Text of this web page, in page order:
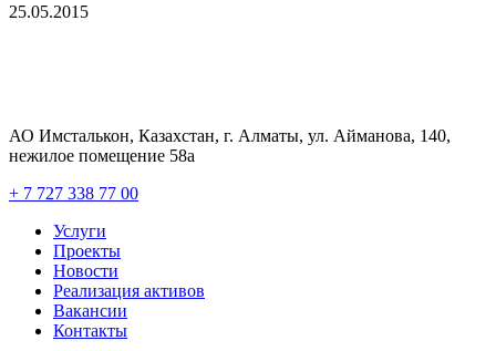
25.05.2015
АО Имсталькон, Казахстан, г. Алматы, ул. Айманова, 140,
нежилое помещение 58а
+ 7 727 338 77 00
Услуги
Проекты
Новости
Реализация активов
Вакансии
Контакты